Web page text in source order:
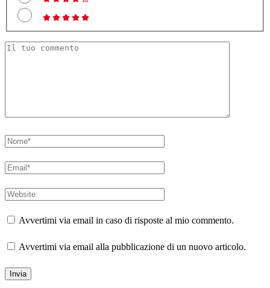
Avvertimi via email in caso di risposte al mio commento.
Avvertimi via email alla pubblicazione di un nuovo articolo.